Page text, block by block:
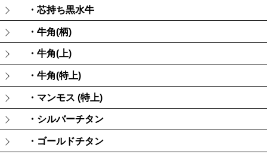
・芯持ち黒水牛
・牛角(柄)
・牛角(上)
・牛角(特上)
・マンモス (特上)
・シルバーチタン
・ゴールドチタン